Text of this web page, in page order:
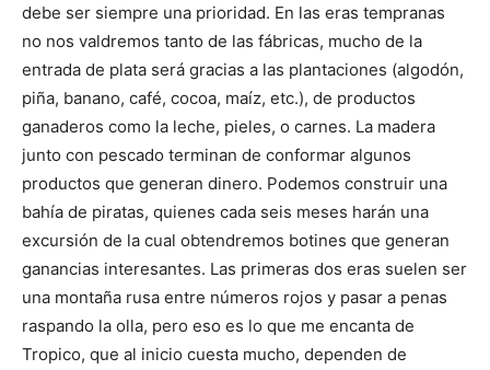
debe ser siempre una prioridad. En las eras tempranas
no nos valdremos tanto de las fábricas, mucho de la
entrada de plata será gracias a las plantaciones (algodón,
piña, banano, café, cocoa, maíz, etc.), de productos
ganaderos como la leche, pieles, o carnes. La madera
junto con pescado terminan de conformar algunos
productos que generan dinero. Podemos construir una
bahía de piratas, quienes cada seis meses harán una
excursión de la cual obtendremos botines que generan
ganancias interesantes. Las primeras dos eras suelen ser
una montaña rusa entre números rojos y pasar a penas
raspando la olla, pero eso es lo que me encanta de
Tropico, que al inicio cuesta mucho, dependen de